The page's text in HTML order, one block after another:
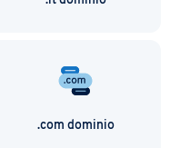
.com dominio